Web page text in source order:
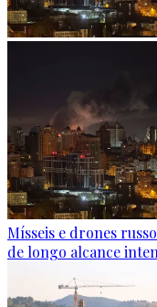
Mísseis e drones
de longo alcance